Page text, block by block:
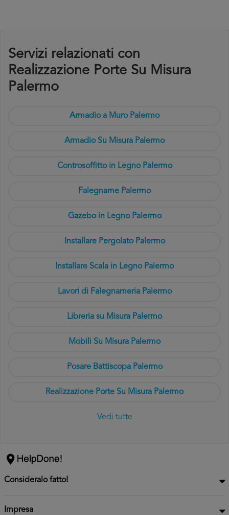
Servizi relazionati con
Realizzazione Porte Su Misura
Palermo
Armadio a Muro Palermo
Armadio Su Misura Palermo
Controsoffitto in Legno Palermo
Falegname Palermo
Gazebo in Legno Palermo
Installare Pergolato Palermo
Installare Scala in Legno Palermo
Lavori di Falegnameria Palermo
Libreria su Misura Palermo
Mobili Su Misura Palermo
Posare Battiscopa Palermo
Realizzazione Porte Su Misura Palermo
Vedi tutte
Consideralo fatto!
Impresa